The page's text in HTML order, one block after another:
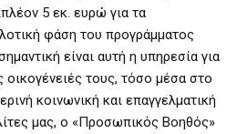
5 εκ. ευρώ για τα
φάση του προγράμματος
είναι αυτή η υπηρεσία για
οικογένειές τους, τόσο μέσα στο
κοινωνική και επαγγελματική
μας, ο «Προσωπικός Βοηθός»